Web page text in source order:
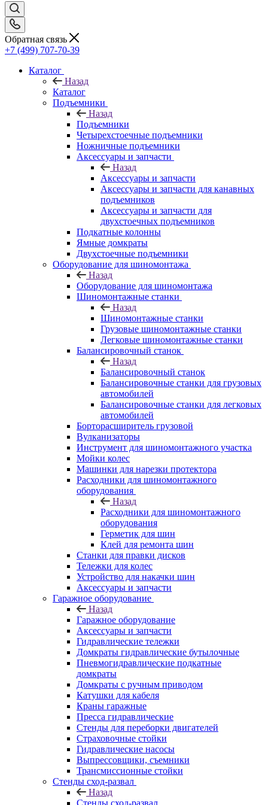
Обратная связь
+7 (499) 707-70-39
Каталог
Назад
Каталог
Подъемники
Назад
Подъемники
Четырехстоечные подъемники
Ножничные подъемники
Аксессуары и запчасти
Назад
Аксессуары и запчасти
Аксессуары и запчасти для канавных
подъемников
Аксессуары и запчасти для
двухстоечных подъемников
Подкатные колонны
Ямные домкраты
Двухстоечные подъемники
Оборудование для шиномонтажа
Назад
Оборудование для шиномонтажа
Шиномонтажные станки
Назад
Шиномонтажные станки
Грузовые шиномонтажные станки
Легковые шиномонтажные станки
Балансировочный станок
Назад
Балансировочный станок
Балансировочные станки для грузовых
автомобилей
Балансировочные станки для легковых
автомобилей
Борторасширитель грузовой
Вулканизаторы
Инструмент для шиномонтажного участка
Мойки колес
Машинки для нарезки протектора
Расходники для шиномонтажного
оборудования
Назад
Расходники для шиномонтажного
оборудования
Герметик для шин
Клей для ремонта шин
Станки для правки дисков
Тележки для колес
Устройство для накачки шин
Аксессуары и запчасти
Гаражное оборудование
Назад
Гаражное оборудование
Аксессуары и запчасти
Гидравлические тележки
Домкраты гидравлические бутылочные
Пневмогидравлические подкатные
домкраты
Домкраты с ручным приводом
Катушки для кабеля
Краны гаражные
Пресса гидравлические
Стенды для переборки двигателей
Страховочные стойки
Гидравлические насосы
Выпрессовщики, съемники
Трансмиссионные стойки
Стенды сход-развал
Назад
Стенды сход-развал